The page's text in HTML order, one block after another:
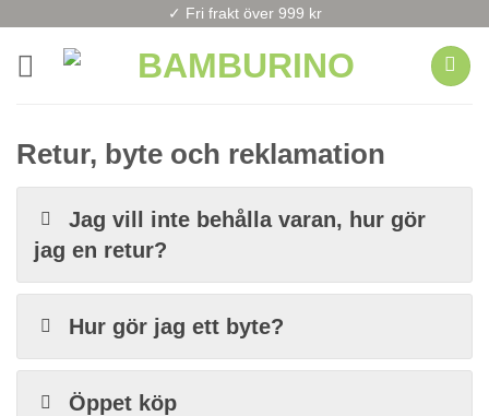
content
✓ Fri frakt över 999 kr
Retur, byte och reklamation
Jag vill inte behålla varan, hur gör
jag en retur?
Hur gör jag ett byte?
Öppet köp